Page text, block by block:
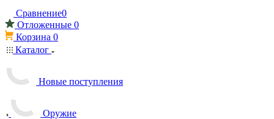
Сравнение0
Отложенные 0
Корзина 0
Каталог
Новые поступления
Оружие